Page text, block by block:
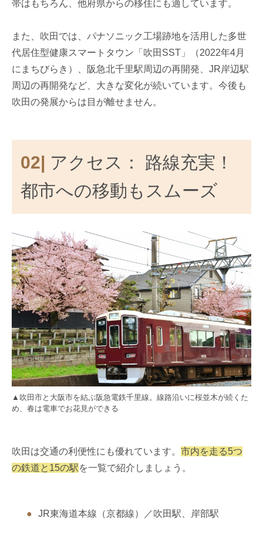
帯はもちろん、他府県からの移住にも適しています。
また、吹田では、パナソニック工場跡地を活用した多世
代居住型健康スマートタウン「吹田SST」（2022年4月
にまちびらき）、阪急北千里駅周辺の再開発、JR岸辺駅
周辺の再開発など、大きな変化が続いています。今後も
吹田の発展からは目が離せません。
02| アクセス： 路線充実！
都市への移動もスムーズ
▲吹田市と大阪市を結ぶ阪急電鉄千里線。線路沿いに桜並木が続くた
め、春は電車でお花見ができる
吹田は交通の利便性にも優れています。 市内を走る5つ
の鉄道と15の駅を一覧で紹介しましょう。
JR東海道本線（京都線）／吹田駅、岸部駅